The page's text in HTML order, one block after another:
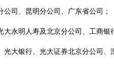
司、昆明分公司、广东省公司；
永明人寿及北京分公司、工商银
银行、光大证券北京分公司、